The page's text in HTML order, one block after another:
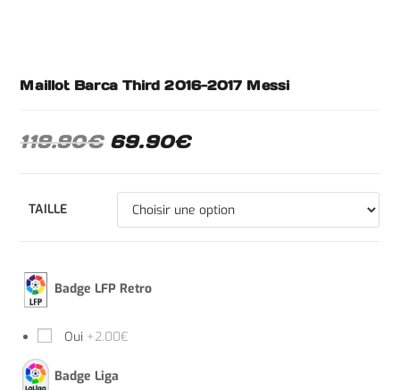
Maillot Barca Third 2016-2017 Messi
119.90€ 69.90€
TAILLE
Badge LFP Retro
Oui +2.00€
Badge Liga